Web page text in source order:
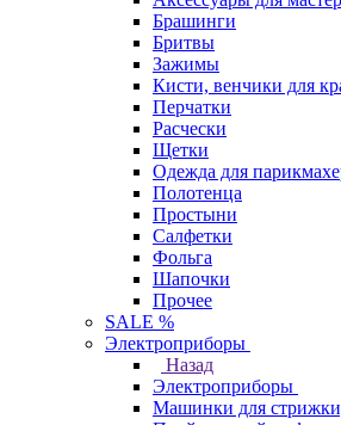
Брашинги
Бритвы
Зажимы
Кисти, венчики для
Перчатки
Расчески
Щетки
Одежда для
Полотенца
Простыни
Салфетки
Фольга
Шапочки
Прочее
SALE %
Электроприборы
Назад
Электроприборы
Машинки для